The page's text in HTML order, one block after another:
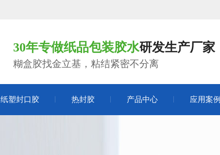
30年专做纸品包装胶水研发生产厂家
糊盒胶找金立基，粘结紧密不分离
纸塑封口胶 热封胶 产品中心 应用案例